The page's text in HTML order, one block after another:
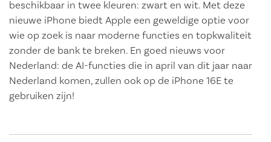
beschikbaar in twee kleuren: zwart en wit. Met deze
nieuwe iPhone biedt Apple een geweldige optie voor
wie op zoek is naar moderne functies en topkwaliteit
zonder de bank te breken. En goed nieuws voor
Nederland: de AI-functies die in april van dit jaar naar
Nederland komen, zullen ook op de iPhone 16E te
gebruiken zijn!